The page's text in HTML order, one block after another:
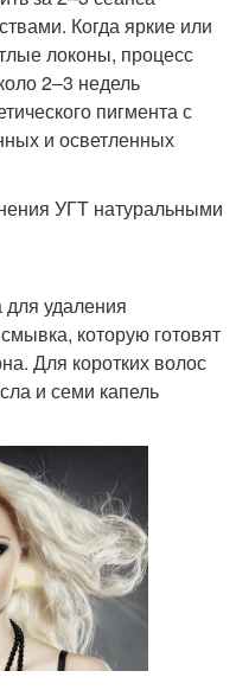
Когда яркие или
локоны, процесс
2‒3 недель
пигмента с
и осветленных
УГТ натуральными
удаления
которую готовят
Для коротких волос
и семи капель